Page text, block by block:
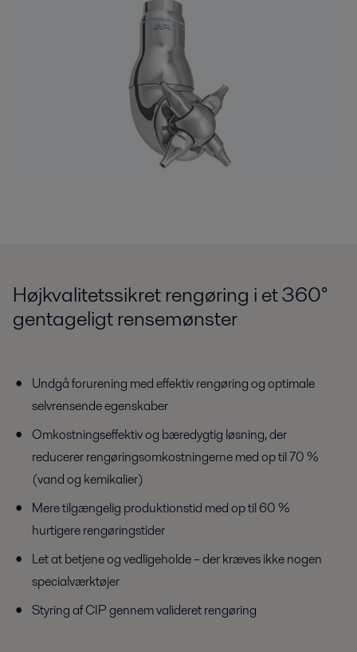
Højkvalitetssikret rengøring i et 360°
gentageligt rensemønster
Undgå forurening med effektiv rengøring og optimale
selvrensende egenskaber
Omkostningseffektiv og bæredygtig løsning, der
reducerer rengøringsomkostningerne med op til 70 %
(vand og kemikalier)
Mere tilgængelig produktionstid med op til 60 %
hurtigere rengøringstider
Let at betjene og vedligeholde – der kræves ikke nogen
specialværktøjer
Styring af CIP gennem valideret rengøring